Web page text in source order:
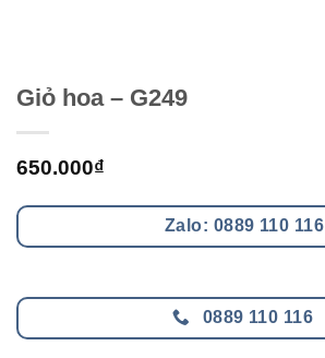
Giỏ hoa – G249
650.000₫
Zalo: 0889 110 116
0889 110 116